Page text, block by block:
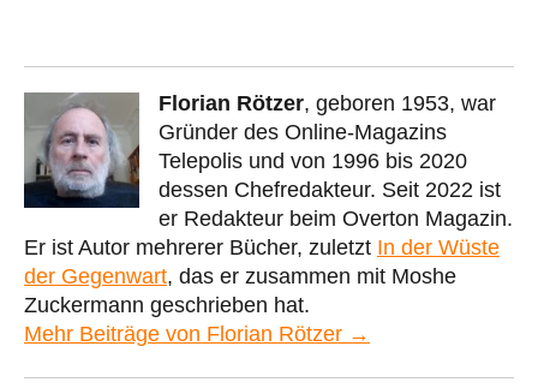
Florian Rötzer, geboren 1953, war
Gründer des Online-Magazins
Telepolis und von 1996 bis 2020
dessen Chefredakteur. Seit 2022 ist
er Redakteur beim Overton Magazin.
Er ist Autor mehrerer Bücher, zuletzt In der Wüste
der Gegenwart, das er zusammen mit Moshe
Zuckermann geschrieben hat.
Mehr Beiträge von Florian Rötzer →